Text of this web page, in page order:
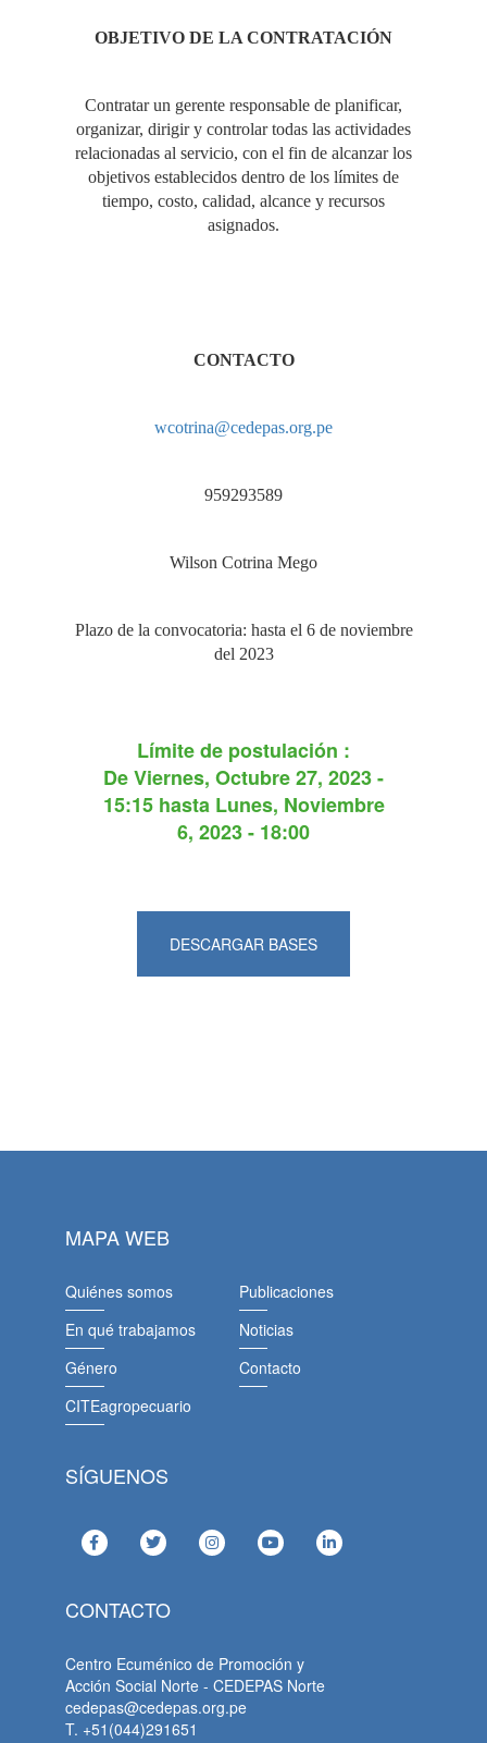
OBJETIVO DE LA CONTRATACIÓN
Contratar un gerente responsable de planificar,
organizar, dirigir y controlar todas las actividades
relacionadas al servicio, con el fin de alcanzar los
objetivos establecidos dentro de los límites de
tiempo, costo, calidad, alcance y recursos
asignados.
CONTACTO
wcotrina@cedepas.org.pe
959293589
Wilson Cotrina Mego
Plazo de la convocatoria: hasta el 6 de noviembre
del 2023
Límite de postulación :
DeViernes, Octubre 27, 2023 -
15:15hasta Lunes, Noviembre
6, 2023 - 18:00
DESCARGAR BASES
MAPA WEB
Quiénes somos
En qué trabajamos
Género
CITEagropecuario
Publicaciones
Noticias
Contacto
SÍGUENOS
CONTACTO
Centro Ecuménico de Promoción y
Acción Social Norte - CEDEPAS Norte
cedepas@cedepas.org.pe
T. +51(044)291651